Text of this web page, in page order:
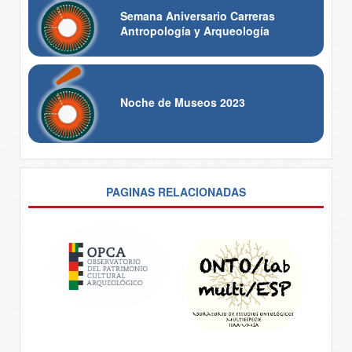
Semana Aniversario Carreras
Antropología y Arqueología
Noche de Museos 2023
PAGINAS RELACIONADAS